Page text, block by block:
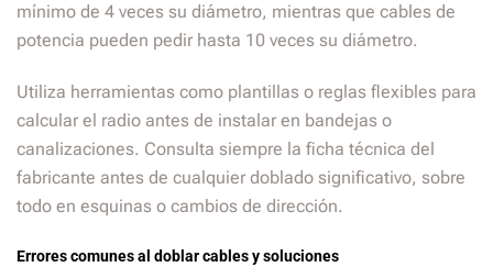
mínimo de 4 veces su diámetro, mientras que cables de
potencia pueden pedir hasta 10 veces su diámetro.
Utiliza herramientas como plantillas o reglas flexibles para
calcular el radio antes de instalar en bandejas o
canalizaciones. Consulta siempre la ficha técnica del
fabricante antes de cualquier doblado significativo, sobre
todo en esquinas o cambios de dirección.
Errores comunes al doblar cables y soluciones